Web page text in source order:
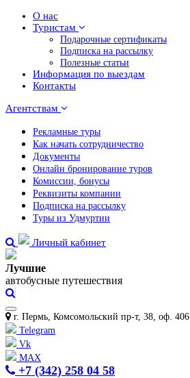
О нас
Туристам
Подарочные сертификаты
Подписка на рассылку
Полезные статьи
Информация по выездам
Контакты
Агентствам
Рекламные туры
Как начать сотрудничество
Документы
Онлайн бронирование туров
Комиссии, бонусы
Реквизиты компании
Подписка на рассылку
Туры из Удмуртии
Личный кабинет
Лучшие
автобусные путешествия
г. Пермь, Комсомольский пр-т, 38, оф. 406
Telegram
Vk
MAX
+7 (342) 258 04 58